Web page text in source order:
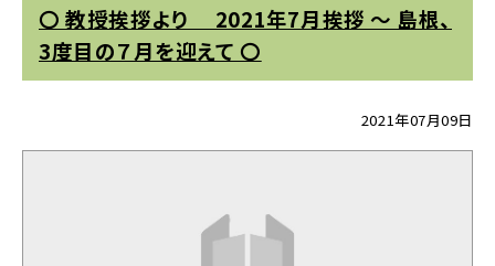
〇 教授挨拶より 2021年7月挨拶 ～ 島根、
3度目の７月を迎えて 〇
2021年07月09日